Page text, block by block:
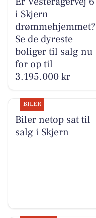
i Skjern
drømmehjemmet?
Se de dyreste
boliger til salg nu
for op til
3.195.000 kr
BILER
Biler netop sat til
salg i Skjern